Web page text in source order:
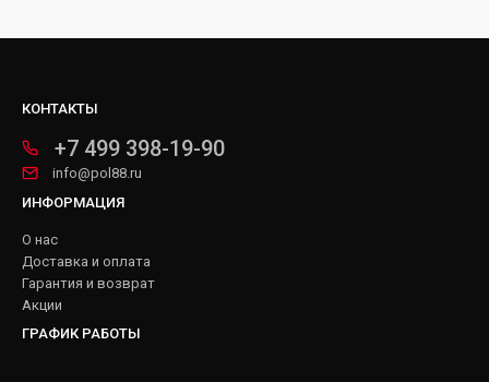
КОНТАКТЫ
+7 499 398-19-90
info@pol88.ru
ИНФОРМАЦИЯ
О нас
Доставка и оплата
Гарантия и возврат
Акции
ГРАФИК РАБОТЫ